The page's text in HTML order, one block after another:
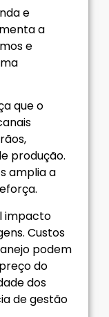
e
a
e
que o
produção.
amplia a
impacto
Custos
podem
do
dos
de gestão